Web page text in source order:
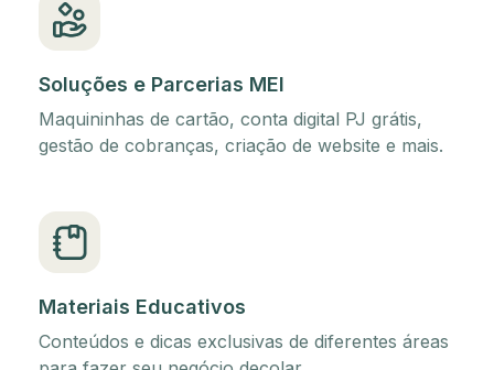
Soluções e Parcerias MEI
Maquininhas de cartão, conta digital PJ grátis,
gestão de cobranças, criação de website e mais.
Materiais Educativos
Conteúdos e dicas exclusivas de diferentes áreas